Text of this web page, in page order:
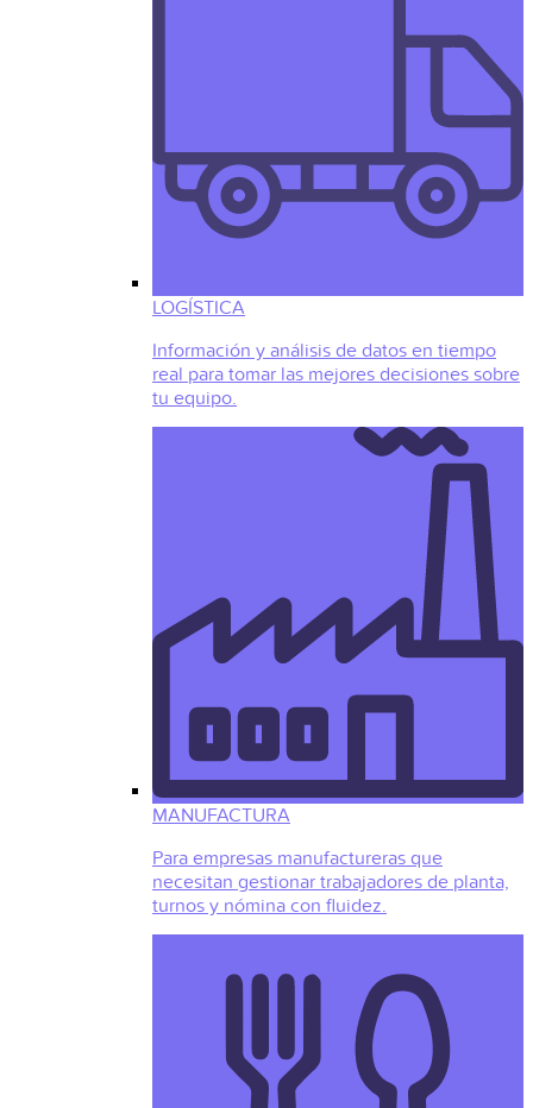
LOGÍSTICA
Información y análisis de datos en tiempo
real para tomar las mejores decisiones sobre
tu equipo.
MANUFACTURA
Para empresas manufactureras que
necesitan gestionar trabajadores de planta,
turnos y nómina con fluidez.